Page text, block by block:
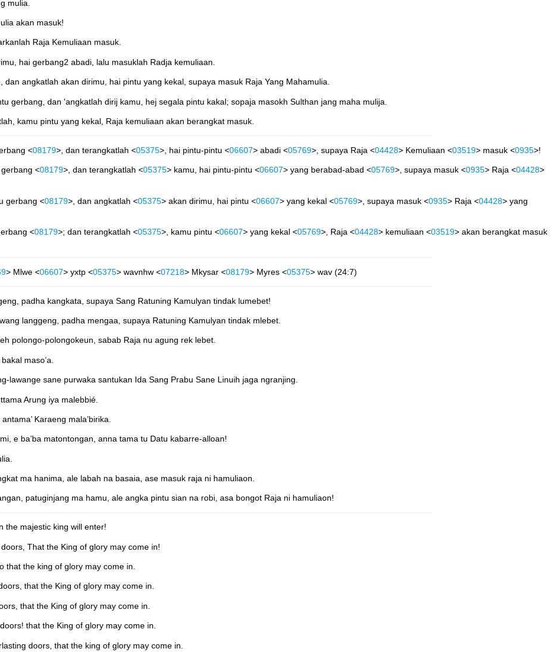
mulia.
akan masuk!
Raja Kemuliaan masuk.
hai gerbang2 abadi, lalu masuklah Radja kemuliaan.
angkatlah akan dirimu, hai pintu yang kekal, supaya masuk Raja Yang Mahamulia.
gerbang, dan 'angkatlah dirij kamu, hej segala pintu kakal; sopaja masokh Sulthan jang maha mulija.
kamu pintu yang kekal, Raja kemuliaan akan berangkat masuk.
<08179>, dan terangkatlah <05375>, hai pintu-pintu <06607> abadi <05769>, supaya Raja <04428> Kemuliaan <03519> masuk <0935>!
<08179>, dan terangkatlah <05375> kamu, hai pintu-pintu <06607> yang berabad-abad <05769>, supaya masuk <0935> Raja <04428>
gerbang <08179>, dan angkatlah <05375> akan dirimu, hai pintu <06607> yang kekal <05769>, supaya masuk <0935> Raja <04428> yang
<08179>; dan terangkatlah <05375>, kamu pintu <06607> yang kekal <05769>, Raja <04428> kemuliaan <03519> akan berangkat masuk
> Mlwe <06607> yxtp <05375> wavnhw <07218> Mkysar <08179> Myres <05375> wav (24:7)
padha kangkata, supaya Sang Ratuning Kamulyan tindak lumebet!
langgeng, padha mengaa, supaya Ratuning Kamulyan tindak mlebet.
polongo-polongokeun, sabab Raja nu agung rek lebet.
maso’a.
lawange sane purwaka santukan Ida Sang Prabu Sane Linuih jaga ngranjing.
Arung iya malebbié.
Karaeng mala’birika.
e ba’ba matontongan, anna tama tu Datu kabarre-alloan!
ma hanima, ale labah na basaia, ase masuk raja ni hamuliaon.
patuginjang ma hamu, ale angka pintu sian na robi, asa bongot Raja ni hamuliaon!
the majestic king will enter!
That the King of glory may come in!
that the king of glory may come in.
that the King of glory may come in.
that the King of glory may come in.
that the King of glory may come in.
doors, that the king of glory may come in.